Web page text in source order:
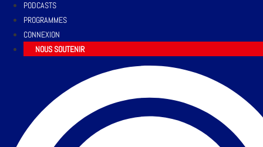
PODCASTS
PROGRAMMES
CONNEXION
NOUS SOUTENIR